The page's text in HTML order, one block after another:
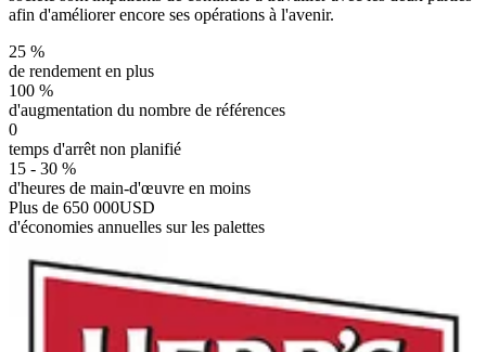
afin d'améliorer encore ses opérations à l'avenir.
25 %
de rendement en plus
100 %
d'augmentation du nombre de références
0
temps d'arrêt non planifié
15 - 30 %
d'heures de main-d'œuvre en moins
Plus de 650 000USD
d'économies annuelles sur les palettes